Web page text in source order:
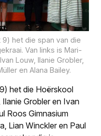
het die span van die
Van links is Mari-
Louw, Ilanie Grobler,
en Alana Bailey.
het die Hoërskool
Grobler en Ivan
Roos Gimnasium
Lian Winckler en Paul